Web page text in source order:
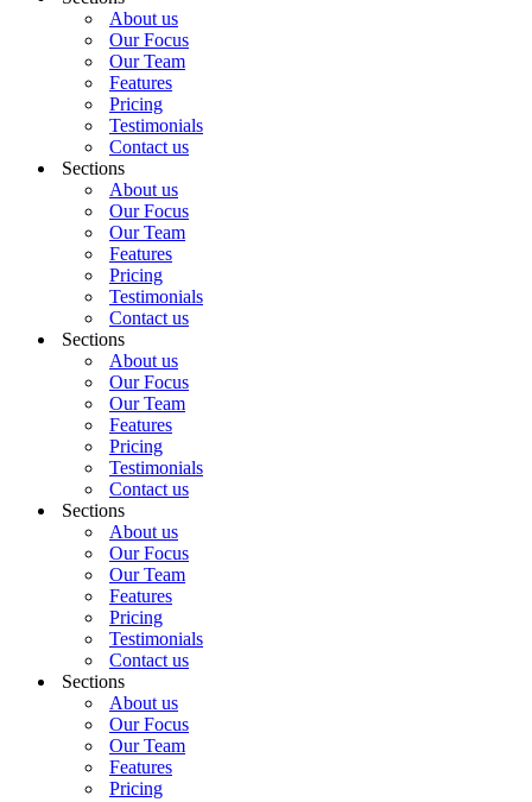
About us
Our Focus
Our Team
Features
Pricing
Testimonials
Contact us
Sections
About us
Our Focus
Our Team
Features
Pricing
Testimonials
Contact us
Sections
About us
Our Focus
Our Team
Features
Pricing
Testimonials
Contact us
Sections
About us
Our Focus
Our Team
Features
Pricing
Testimonials
Contact us
Sections
About us
Our Focus
Our Team
Features
Pricing